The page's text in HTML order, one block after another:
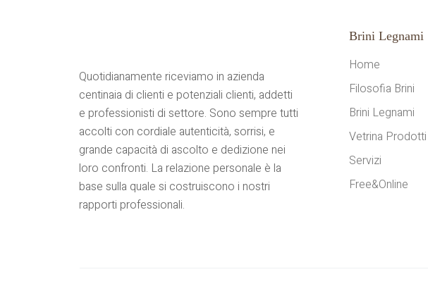
Quotidianamente riceviamo in azienda
centinaia di clienti e potenziali clienti, addetti
e professionisti di settore. Sono sempre tutti
accolti con cordiale autenticità, sorrisi, e
grande capacità di ascolto e dedizione nei
loro confronti. La relazione personale è la
base sulla quale si costruiscono i nostri
rapporti professionali.
Brini Legnami
Home
Filosofia Brini
Brini Legnami
Vetrina Prodotti
Servizi
Free&Online